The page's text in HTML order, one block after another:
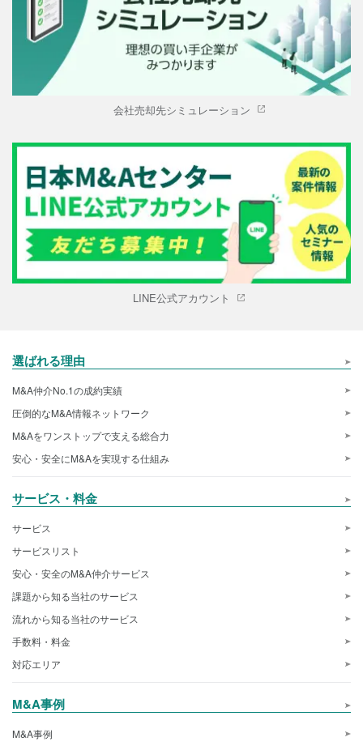
会社売却先シミュレーション
LINE公式アカウント
選ばれる理由
M&A仲介No.1の成約実績
圧倒的なM&A情報ネットワーク
M&Aをワンストップで支える総合力
安心・安全にM&Aを実現する仕組み
サービス・料金
サービス
サービスリスト
安心・安全のM&A仲介サービス
課題から知る当社のサービス
流れから知る当社のサービス
手数料・料金
対応エリア
M&A事例
M&A事例